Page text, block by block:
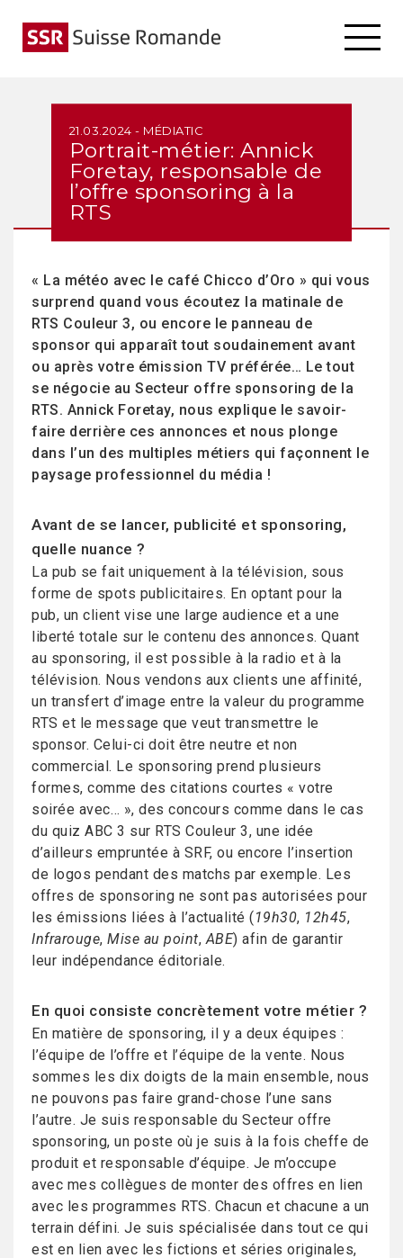
21.03.2024 - MÉDIATIC
Portrait-métier: Annick
Foretay, responsable de
l’offre sponsoring à la
RTS
« La météo avec le café Chicco d’Oro » qui vous
surprend quand vous écoutez la matinale de
RTS Couleur 3, ou encore le panneau de
sponsor qui apparaît tout soudainement avant
ou après votre émission TV préférée… Le tout
se négocie au Secteur offre sponsoring de la
RTS. Annick Foretay, nous explique le savoir-
faire derrière ces annonces et nous plonge
dans l’un des multiples métiers qui façonnent le
paysage professionnel du média !
Avant de se lancer, publicité et sponsoring,
quelle nuance ?
La pub se fait uniquement à la télévision, sous
forme de spots publicitaires. En optant pour la
pub, un client vise une large audience et a une
liberté totale sur le contenu des annonces. Quant
au sponsoring, il est possible à la radio et à la
télévision. Nous vendons aux clients une affinité,
un transfert d’image entre la valeur du programme
RTS et le message que veut transmettre le
sponsor. Celui-ci doit être neutre et non
commercial. Le sponsoring prend plusieurs
formes, comme des citations courtes « votre
soirée avec… », des concours comme dans le cas
du quiz ABC 3 sur RTS Couleur 3, une idée
d’ailleurs empruntée à SRF, ou encore l’insertion
de logos pendant des matchs par exemple. Les
offres de sponsoring ne sont pas autorisées pour
les émissions liées à l’actualité (19h30, 12h45,
Infrarouge, Mise au point,ABE) afin de garantir
leur indépendance éditoriale.
En quoi consiste concrètement votre métier ?
En matière de sponsoring, il y a deux équipes :
l’équipe de l’offre et l’équipe de la vente. Nous
sommes les dix doigts de la main ensemble, nous
ne pouvons pas faire grand-chose l’une sans
l’autre. Je suis responsable du Secteur offre
sponsoring, un poste où je suis à la fois cheffe de
produit et responsable d’équipe. Je m’occupe
avec mes collègues de monter des offres en lien
avec les programmes RTS. Chacun et chacune a un
terrain défini. Je suis spécialisée dans tout ce qui
est en lien avec les fictions et séries originales,